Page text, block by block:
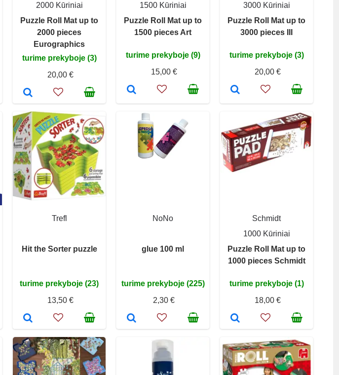
2000 Kūriniai
Puzzle Roll Mat up to
2000 pieces
Eurographics
turime prekyboje (3)
20,00 €
1500 Kūriniai
Puzzle Roll Mat up to
1500 pieces Art
turime prekyboje (9)
15,00 €
3000 Kūriniai
Puzzle Roll Mat up to
3000 pieces III
turime prekyboje (3)
20,00 €
Trefl
Hit the Sorter puzzle
turime prekyboje (23)
13,50 €
NoNo
glue 100 ml
turime prekyboje (225)
2,30 €
Schmidt
1000 Kūriniai
Puzzle Roll Mat up to
1000 pieces Schmidt
turime prekyboje (1)
18,00 €